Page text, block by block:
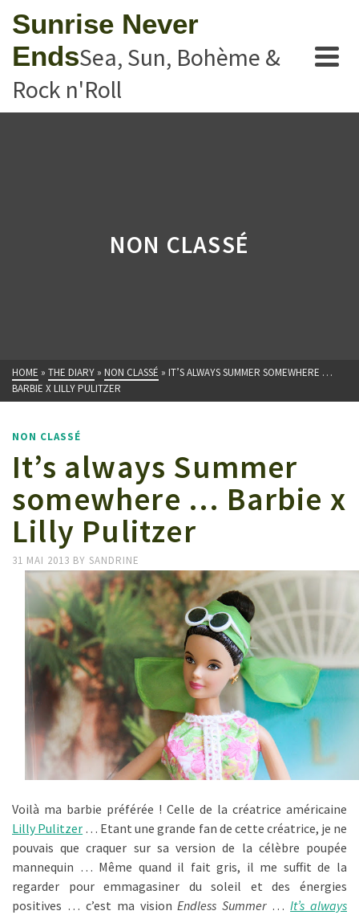
Sunrise Never
EndsSea, Sun, Bohème &
Rock n'Roll
NON CLASSÉ
HOME » THE DIARY » NON CLASSÉ » IT’S ALWAYS SUMMER SOMEWHERE …
BARBIE X LILLY PULITZER
NON CLASSÉ
It’s always Summer
somewhere … Barbie x
Lilly Pulitzer
31 MAI 2013 BY SANDRINE
Voilà ma barbie préférée ! Celle de la créatrice américaine
Lilly Pulitzer … Etant une grande fan de cette créatrice, je ne
pouvais que craquer sur sa version de la célèbre poupée
mannequin … Même quand il fait gris, il me suffit de la
regarder pour emmagasiner du soleil et des énergies
positives … c’est ma vision Endless Summer …It’s always